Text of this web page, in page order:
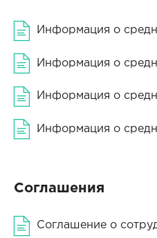
Информация о
Информация о
Информация о
Информация о
Соглашения
Соглашение о